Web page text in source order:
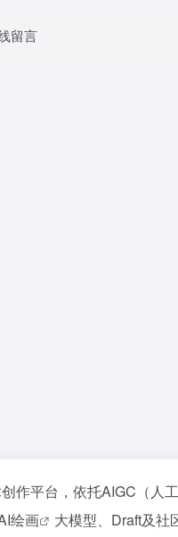
留言
作平台，依托AIGC（
绘画
大模型、Draft及社